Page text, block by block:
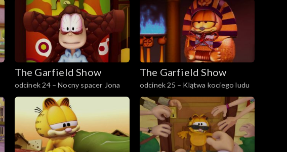
The Garfield Show
odcinek 24 – Nocny spacer Jona
The Garfield Show
odcinek 25 – Klątwa kociego ludu